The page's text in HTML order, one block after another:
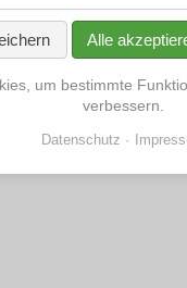
Alle
um bestimmte
verbessern.
Datenschutz